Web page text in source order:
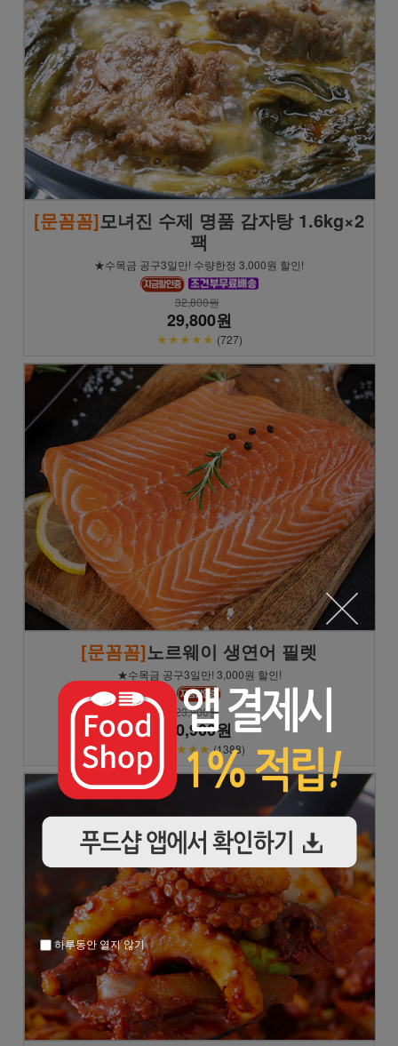
[문꼼꼼]모녀진 수제 명품 감자탕 1.6kg×2
팩
★수목금 공구3일만! 수량한정 3,000원 할인!
32,800원
29,800원
★★★★★ (727)
[문꼼꼼]노르웨이 생연어 필렛
★수목금 공구3일만! 3,000원 할인!
23,900원
20,900원
★★★★★(1388)
하루동안 열지 않기